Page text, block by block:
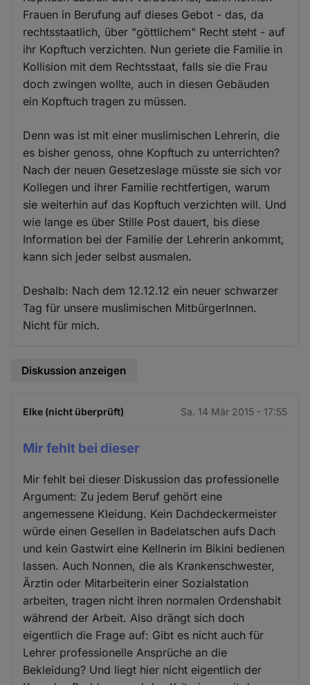
Frauen in Berufung auf dieses Gebot - das, da
rechtsstaatlich, über "göttlichem" Recht steht - auf
ihr Kopftuch verzichten. Nun geriete die Familie in
Kollision mit dem Rechtsstaat, falls sie die Frau
doch zwingen wollte, auch in diesen Gebäuden
ein Kopftuch tragen zu müssen.
Denn was ist mit einer muslimischen Lehrerin, die
es bisher genoss, ohne Kopftuch zu unterrichten?
Nach der neuen Gesetzeslage müsste sie sich vor
Kollegen und ihrer Familie rechtfertigen, warum
sie weiterhin auf das Kopftuch verzichten will. Und
wie lange es über Stille Post dauert, bis diese
Information bei der Familie der Lehrerin ankommt,
kann sich jeder selbst ausmalen.
Deshalb: Nach dem 12.12.12 ein neuer schwarzer
Tag für unsere muslimischen MitbürgerInnen.
Nicht für mich.
Diskussion anzeigen
Elke (nicht überprüft) Sa. 14 Mär 2015 - 17:55
Mir fehlt bei dieser
Mir fehlt bei dieser Diskussion das professionelle
Argument: Zu jedem Beruf gehört eine
angemessene Kleidung. Kein Dachdeckermeister
würde einen Gesellen in Badelatschen aufs Dach
und kein Gastwirt eine Kellnerin im Bikini bedienen
lassen. Auch Nonnen, die als Krankenschwester,
Ärztin oder Mitarbeiterin einer Sozialstation
arbeiten, tragen nicht ihren normalen Ordenshabit
während der Arbeit. Also drängt sich doch
eigentlich die Frage auf: Gibt es nicht auch für
Lehrer professionelle Ansprüche an die
Bekleidung? Und liegt hier nicht eigentlich der